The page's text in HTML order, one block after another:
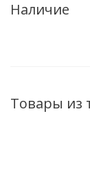
Наличие
Товары из